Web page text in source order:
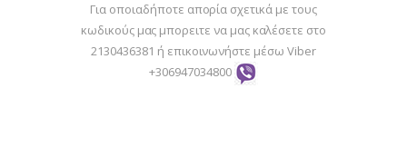
Για οποιαδήποτε απορία σχετικά με τους
κωδικούς μας μπορειτε να μας καλέσετε στο
2130436381 ή επικοινωνήστε μέσω Viber
+306947034800